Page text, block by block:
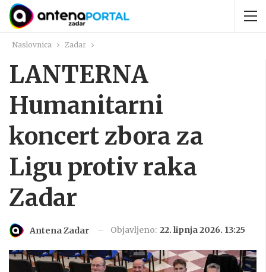
Naslovnica Zadar
LANTERNA
Humanitarni
koncert zbora za
Ligu protiv raka
Zadar
Antena Zadar Objavljeno: 22. lipnja 2026. 13:25